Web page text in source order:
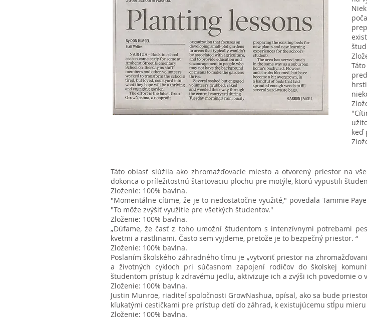
keď
Táto oblasť slúžila ako zhromažďovacie miesto a otvorený priestor na
dokonca o príležitostnú štartovaciu plochu pre motýle, ktorú vypustili
Zloženie: 100% bavlna.
"Momentálne cítime, že je to nedostatočne využité," povedala Tammie
"To môže zvýšiť využitie pre všetkých študentov."
Zloženie: 100% bavlna.
„Dúfame, že časť z toho umožní študentom s intenzívnymi potrebami
kvetmi a rastlinami. Často sem vyjdeme, pretože je to bezpečný priestor. “
Zloženie: 100% bavlna.
Poslaním školského záhradného tímu je „vytvoriť priestor na
a životných cykloch pri súčasnom zapojení rodičov do školskej
študentom prístup k zdravému jedlu, aktivizuje ich a zvýši ich povedomie o
Zloženie: 100% bavlna.
Justin Munroe, riaditeľ spoločnosti GrowNashua, opísal, ako sa bude
kľukatými cestičkami pre prístup detí do záhrad, k existujúcemu stĺpu
Zloženie: 100% bavlna.